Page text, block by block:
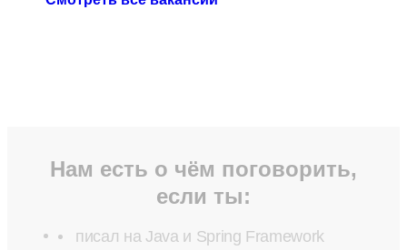
Нам есть о чём поговорить,
если ты:
писал на Java и Spring Framework